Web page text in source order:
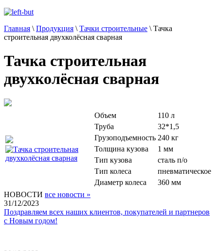
Главная \ Продукция \ Тачки строительные \ Тачка
строительная двухколёсная сварная
Тачка строительная
двухколёсная сварная
Объем
110 л
Труба
32*1,5
Грузоподъемность 240 кг
Толщина кузова
1 мм
Тип кузова
сталь п/о
Тип колеса
пневматическое
Диаметр колеса
360 мм
НОВОСТИ все новости »
31/12/2023
Поздравляем всех наших клиентов, покупателей и партнеров
с Новым годом!